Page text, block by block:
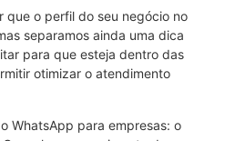
que o perfil do seu negócio no
separamos ainda uma dica
para que esteja dentro das
otimizar o atendimento
WhatsApp para empresas: o